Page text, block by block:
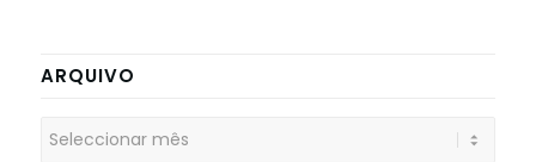
ARQUIVO